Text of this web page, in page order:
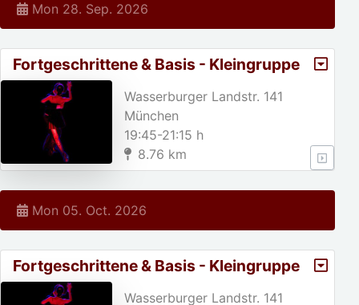
Mon 28. Sep. 2026
Fortgeschrittene & Basis - Kleingruppe
Wasserburger Landstr. 141
München
19:45-21:15 h
8.76 km
Mon 05. Oct. 2026
Fortgeschrittene & Basis - Kleingruppe
Wasserburger Landstr. 141